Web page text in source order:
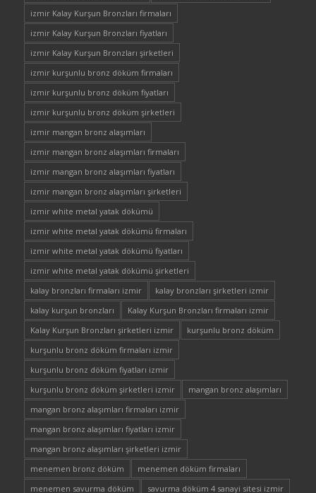
izmir Kalay Kurşun Bronzları firmaları
izmir Kalay Kurşun Bronzları fiyatları
izmir Kalay Kurşun Bronzları şirketleri
izmir kurşunlu bronz döküm firmaları
izmir kurşunlu bronz döküm fiyatları
izmir kurşunlu bronz döküm şirketleri
izmir mangan bronz alaşımları
izmir mangan bronz alaşımları firmaları
izmir mangan bronz alaşımları fiyatları
izmir mangan bronz alaşımları şirketleri
izmir white metal yatak dökümü
izmir white metal yatak dökümü firmaları
izmir white metal yatak dökümü fiyatları
izmir white metal yatak dökümü şirketleri
kalay bronzları firmaları izmir
kalay bronzları şirketleri izmir
kalay kurşun bronzları
Kalay Kurşun Bronzları firmaları izmir
Kalay Kurşun Bronzları şirketleri izmir
kurşunlu bronz döküm
kurşunlu bronz döküm firmaları izmir
kurşunlu bronz döküm fiyatları izmir
kurşunlu bronz döküm şirketleri izmir
mangan bronz alaşımları
mangan bronz alaşımları firmaları izmir
mangan bronz alaşımları fiyatları izmir
mangan bronz alaşımları şirketleri izmir
menemen bronz döküm
menemen döküm firmaları
menemen savurma döküm
savurma döküm 4 sanayi sitesi izmir